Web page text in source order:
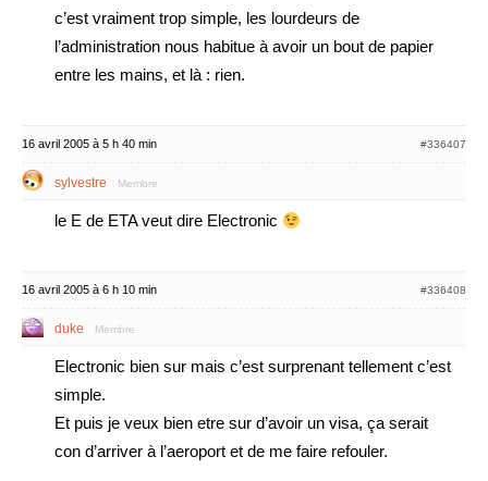
c’est vraiment trop simple, les lourdeurs de
l’administration nous habitue à avoir un bout de papier
entre les mains, et là : rien.
16 avril 2005 à 5 h 40 min #336407
sylvestre Membre
le E de ETA veut dire Electronic
16 avril 2005 à 6 h 10 min #336408
duke Membre
Electronic bien sur mais c’est surprenant tellement c’est
simple.
Et puis je veux bien etre sur d’avoir un visa, ça serait
con d’arriver à l’aeroport et de me faire refouler.